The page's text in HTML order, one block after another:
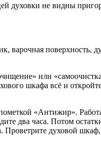
духовки не видны
варочная поверхность,
или
шкафа всё и
«Антижир».
два часа. Потом
Проветрите духовой